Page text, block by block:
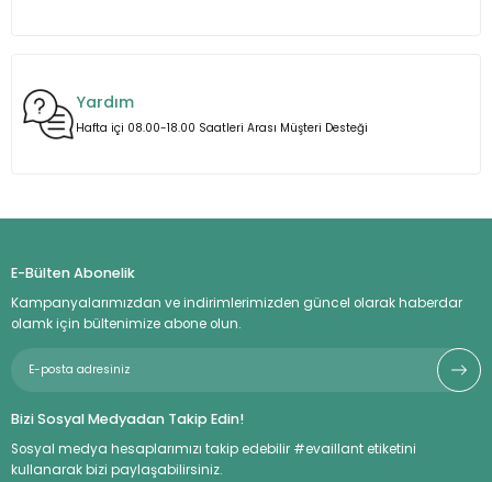
Yardım
Hafta içi 08.00-18.00 Saatleri Arası Müşteri Desteği
E-Bülten Abonelik
Kampanyalarımızdan ve indirimlerimizden güncel olarak haberdar
olamk için bültenimize abone olun.
Bizi Sosyal Medyadan Takip Edin!
Sosyal medya hesaplarımızı takip edebilir #evaillant etiketini
kullanarak bizi paylaşabilirsiniz.